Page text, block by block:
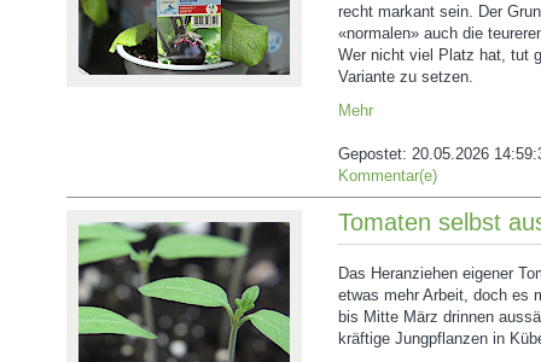
recht markant sein. Der
«normalen» auch die
Wer nicht viel Platz hat, tut
Variante zu setzen.
Mehr
Gepostet: 20.05.2026
Kommentar(e)
Tomaten selbst
Das Heranziehen eigener
etwas mehr Arbeit, doch es
bis Mitte März drinnen
kräftige Jungpflanzen in